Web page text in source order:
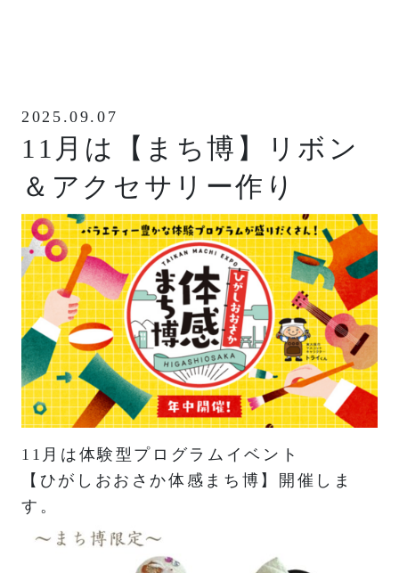
2025.09.07
11月は【まち博】リボン
＆アクセサリー作り
11月は体験型プログラムイベント
【ひがしおおさか体感まち博】開催しま
す。